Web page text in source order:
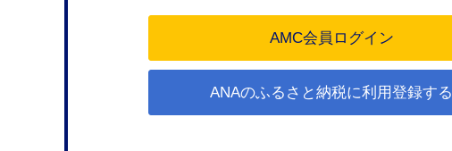
ANAのふるさと納税に利用登録する